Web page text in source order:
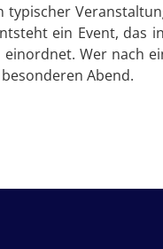
ein Event,
Wer
Abend.